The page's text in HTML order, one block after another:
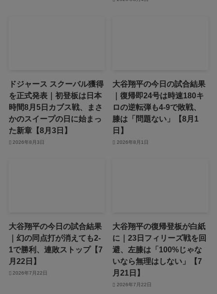
ドジャース スクーバル獲得
を正式発表｜初登板は日本
時間8月5日カブス戦、まさ
かのスイープの日に始まっ
た新章【8月3日】
2026年8月3日
大谷翔平の今日の試合結果
｜復帰即24号は時速180キ
ロの逆転弾も4-9で敗戦、
膝は「問題ない」【8月1
日】
2026年8月1日
大谷翔平の今日の試合結果
｜幻の同点打が消えても2-
1で勝利、連敗ストップ【7
月22日】
2026年7月22日
大谷翔平の復帰登板が白紙
に｜23日フィリーズ戦を回
避、左膝は「100%じゃな
いなら無理はしない」【7
月21日】
2026年7月22日